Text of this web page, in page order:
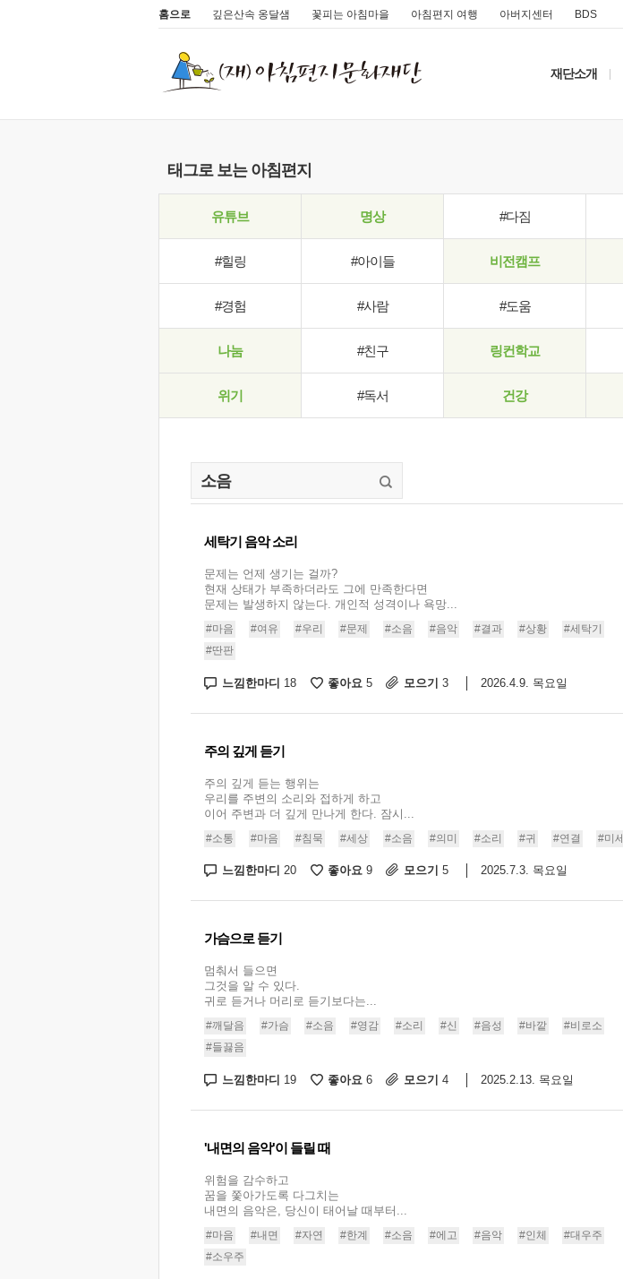
홈으로 깊은산속 옹달샘 꽃피는 아침마을 아침편지 여행 아버지센터 BDS
재단소개
태그로 보는 아침편지
유튜브 명상 #다짐
#힐링 #아이들 비전캠프
#경험 #사람 #도움
나눔 #친구 링컨학교
위기 #독서 건강
세탁기 음악 소리
문제는 언제 생기는 걸까?
현재 상태가 부족하더라도 그에 만족한다면
문제는 발생하지 않는다. 개인적 성격이나 욕망...
#마음 #여유 #우리 #문제 #소음 #음악 #결과 #상황
#세탁기
#딴판
느낌한마디 18 좋아요 5 모으기 3 2026.4.9. 목요일
주의 깊게 듣기
주의 깊게 듣는 행위는
우리를 주변의 소리와 접하게 하고
이어 주변과 더 깊게 만나게 한다. 잠시...
#소통 #마음 #침묵 #세상 #소음 #의미 #소리 #귀 #연결 #미세
느낌한마디 20 좋아요 9 모으기 5 2025.7.3. 목요일
가슴으로 듣기
멈춰서 들으면
그것을 알 수 있다.
귀로 듣거나 머리로 듣기보다는...
#깨달음 #가슴 #소음 #영감 #소리 #신 #음성 #바깥
#비로소
#들끓음
느낌한마디 19 좋아요 6 모으기 4 2025.2.13. 목요일
'내면의 음악'이 들릴 때
위험을 감수하고
꿈을 쫓아가도록 다그치는
내면의 음악은, 당신이 태어날 때부터...
#마음 #내면 #자연 #한계 #소음 #에고 #음악 #인체
#대우주
#소우주